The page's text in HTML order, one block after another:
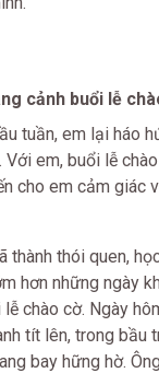
cảnh buổi lễ
tuần, em lại háo
Với em, buổi lễ
cho em cảm giác
thành thói quen,
hơn những ngày
chào cờ. Ngày
tít lên, trong
bay hững hờ.